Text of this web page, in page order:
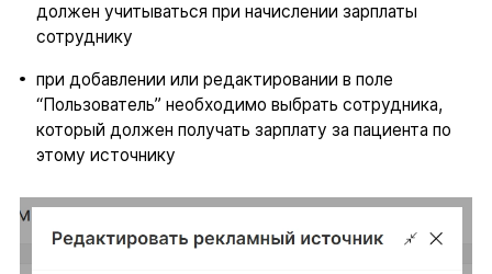
должен учитываться при начислении зарплаты
сотруднику
при добавлении или редактировании в поле
“Пользователь” необходимо выбрать сотрудника,
который должен получать зарплату за пациента по
этому источнику